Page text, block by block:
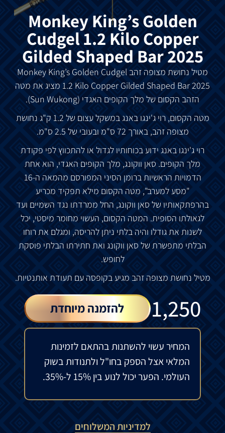
Monkey King’s Golden
Cudgel 1.2 Kilo Copper
Gilded Shaped Bar 2025
מטיל נחושת מצופה זהב Monkey King’s Golden Cudgel
1.2 Kilo Copper Gilded Shaped Bar 2025 מציג את
מטה
הזהב הקסום של מלך הקופים האגדי (Sun Wukong).
מטה הקסום, רוי ג'ינגו באנג במשקל עצום של 1.2 ק"ג נחושת
מצופה זהב, באורך 72 ס"מ ובעובי של 2.5 ס"מ.
רוי ג'ינגו באנג ידוע בכוחותיו לגדול או להתכווץ לפי פקודת
מלך הקופים. סאן ווקונג, מלך הקופים האגדי, הוא אחת
הדמויות הראשיות ברומן הסיני המפורסם מהמאה ה-16
"מסע למערב", מטה הקסום מילא תפקיד מכריע
בהרפתקאותיו של סאן ווקונג, החל ממרדתו נגד השמיים ועד
לגאולתו הסופית. המטה הקסום, העשוי מחומר מיסטי, יכל
לשנות את גודלו והיה בלתי ניתן להריסה, ומגלם את רוחו
הבלתי מתפשרת של סאן ווקונג ואת חתירתו הבלתי פוסקת
לחופש.
מטיל נחושת מצופה זהב מגיע בקופסה עם תעודת אותנטיות.
1,250
₪ להזמנה מיוחדת
המחיר עשוי להשתנות בהתאם לזמינות
המלאי אצל הספק בחו"ל ולתנודות בשוק
העולמי. הפער יכול לנוע בין 15% ל-35%.
למדיניות המשלוחים